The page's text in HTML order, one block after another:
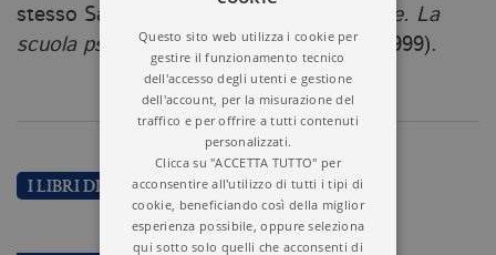
stesso Sampson,
di Convinzioni patogene. La
scuola psicoanalitica di San Francisco
(1999).
I LIBRI DI JOSEPH WEISS
Questo sito web utilizza i cookie per
gestire il funzionamento tecnico
dell'accesso degli utenti e gestione
dell'account, per la misurazione del
traffico e per offrire a tutti contenuti
personalizzati.
Clicca su "ACCETTA TUTTO" per
acconsentire all'utilizzo di tutti i tipi di
cookie, beneficiando così della miglior
esperienza possibile, oppure seleziona
qui sotto solo quelli che acconsenti di